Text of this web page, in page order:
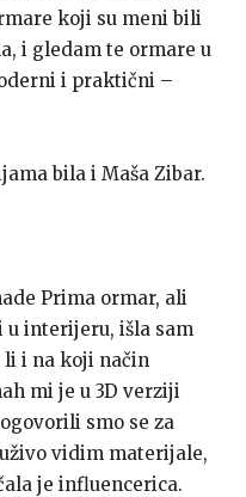
koji su meni bili
i gledam te ormare u
i praktični –
bila i Maša Zibar.
Prima ormar, ali
u interijeru, išla sam
i na koji način
mi je u 3D verziji
smo se za
vidim materijale,
je influencerica.